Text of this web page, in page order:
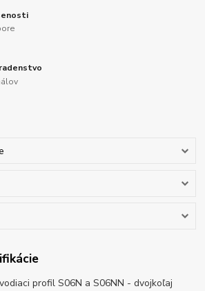
profil S06N a S06NN - dvojkoľaj